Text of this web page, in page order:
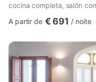
cocina completa, salón
para descansar y sentarse
Vila, en una calle
Marina nace a los pies
A partir de € 691 / noite